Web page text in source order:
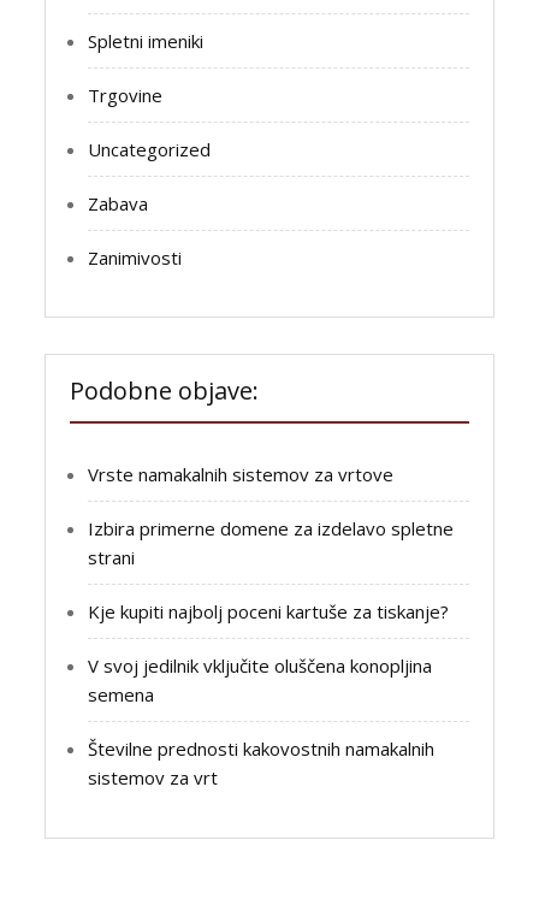
Spletni imeniki
Trgovine
Uncategorized
Zabava
Zanimivosti
Podobne objave:
Vrste namakalnih sistemov za vrtove
Izbira primerne domene za izdelavo spletne
strani
Kje kupiti najbolj poceni kartuše za tiskanje?
V svoj jedilnik vključite oluščena konopljina
semena
Številne prednosti kakovostnih namakalnih
sistemov za vrt